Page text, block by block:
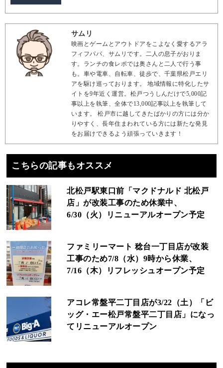
サムリ
映画とゲームとアウトドアをこよなく愛するアラ
フィフパパ、サムリです。二人の息子がおりま
す。ランチの食レポでは奥さんと二人で行う事
も。車や電車、自転車、徒歩で、千葉県松戸エリ
アを駆け巡っております。 地域情報に特化したサ
イトを9年近く運営。松戸つうしんだけで5,000記
事以上を執筆、全体で13,000記事以上を執筆して
います。 松戸市に越してきたばかりの方には分か
りやすく、長年住まわれている方には新たな発見
をお届けできるよう頑張っていきます！
こちらの記事もオススメ
北松戸駅東口前「マクドナルド 北松戸
店」が改装工事のため休業中、
6/30（火）リニューアルオープン予定
ファミリーマート 稔台一丁目店が改装
工事のため7/8（水）9時から休業、
7/16（木）リフレッシュオープン予定
アコレ常盤平二丁目店が3/22（土）「ビ
ッグ・エー松戸常盤平二丁目店」になっ
てリニューアルオープン